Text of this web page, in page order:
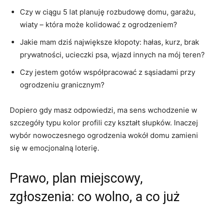
Czy w ciągu 5 lat planuję rozbudowę domu, garażu,
wiaty – która może kolidować z ogrodzeniem?
Jakie mam dziś największe kłopoty: hałas, kurz, brak
prywatności, ucieczki psa, wjazd innych na mój teren?
Czy jestem gotów współpracować z sąsiadami przy
ogrodzeniu granicznym?
Dopiero gdy masz odpowiedzi, ma sens wchodzenie w
szczegóły typu kolor profili czy kształt słupków. Inaczej
wybór nowoczesnego ogrodzenia wokół domu zamieni
się w emocjonalną loterię.
Prawo, plan miejscowy,
zgłoszenia: co wolno, a co już